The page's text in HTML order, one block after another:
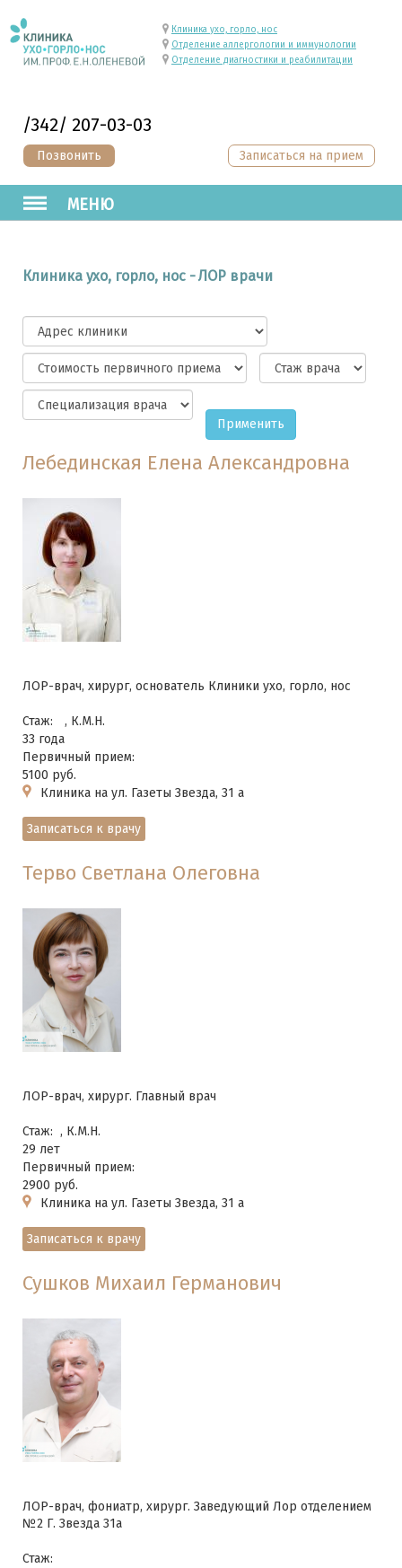
/342/ 207-03-03
Позвонить
Клиника ухо, горло, нос
Отделение аллергологии и иммунологии
Отделение диагностики и реабилитации
МЕНЮ
Записаться на прием
Клиника ухо, горло, нос - ЛОР врачи
Применить
Лебединская Елена Александровна
ЛОР-врач, хирург, основатель Клиники ухо, горло, нос
Стаж:
33 года
, К.М.Н.
Первичный прием:
5100 руб.
Клиника на ул. Газеты Звезда, 31 а
Записаться к врачу
Терво Светлана Олеговна
ЛОР-врач, хирург. Главный врач
Стаж:
29 лет
, К.М.Н.
Первичный прием:
2900 руб.
Клиника на ул. Газеты Звезда, 31 а
Записаться к врачу
Сушков Михаил Германович
ЛОР-врач, фониатр, хирург. Заведующий Лор отделением
№2 Г. Звезда 31а
Стаж: